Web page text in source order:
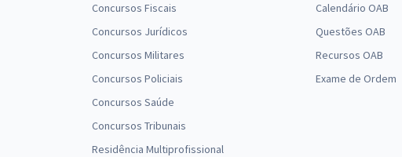
Concursos Fiscais
Concursos Jurídicos
Concursos Militares
Concursos Policiais
Concursos Saúde
Concursos Tribunais
Residência Multiprofissional
Calendário OAB
Questões OAB
Recursos OAB
Exame de Ordem